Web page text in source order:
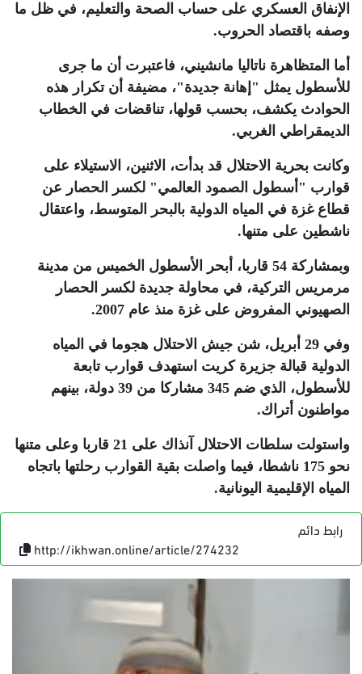
الإنفاق العسكري على حساب الصحة والتعليم، في ظل ما
وصفه باقتصاد الحروب.
أما المتظاهرة ناتاليا مانشيني، فاعتبرت أن ما جرى
للأسطول يمثل "إهانة جديدة"، مضيفة أن تكرار هذه
الحوادث يكشف، بحسب قولها، تناقضات في الخطاب
الديمقراطي الغربي.
وكانت بحرية الاحتلال قد بدأت، الاثنين، الاستيلاء على
قوارب "أسطول الصمود العالمي" لكسر الحصار عن
قطاع غزة في المياه الدولية بالبحر المتوسط، واعتقال
ناشطين على متنها.
وبمشاركة 54 قاربا، أبحر الأسطول الخميس من مدينة
مرمريس التركية، في محاولة جديدة لكسر الحصار
الصهيوني المفروض على غزة منذ عام 2007
.
وفي 29 أبريل، شن جيش الاحتلال هجوما في المياه
الدولية قبالة جزيرة كريت استهدف قوارب تابعة
للأسطول، الذي ضم 345 مشاركا من 39 دولة، بينهم
مواطنون أتراك.
واستولت سلطات الاحتلال آنذاك على 21 قاربا وعلى متنها
نحو 175 ناشطا، فيما واصلت بقية القوارب رحلتها باتجاه
المياه الإقليمية اليونانية.
رابط دائم
http://ikhwan.online/article/274232